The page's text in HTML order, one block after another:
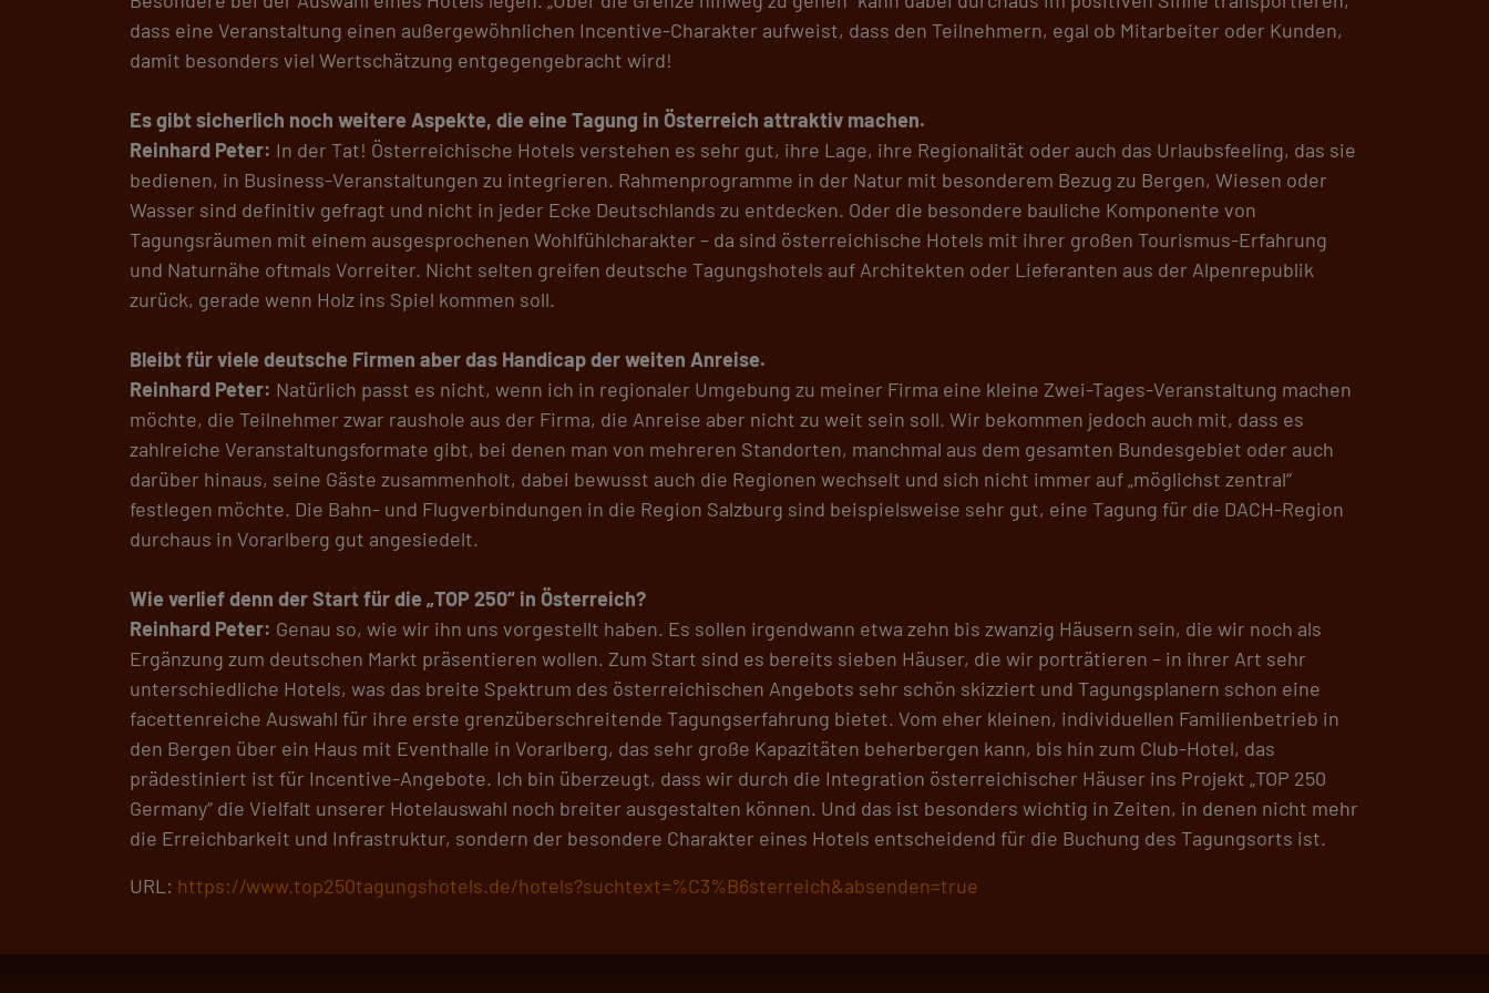
dass eine Veranstaltung einen außergewöhnlichen Incentive-Charakter aufweist, dass den Teilnehmern, egal ob Mitarbeiter oder Kunden,
damit besonders viel Wertschätzung entgegengebracht wird!
Es gibt sicherlich noch weitere Aspekte, die eine Tagung in Österreich attraktiv machen.
Reinhard Peter: In der Tat! Österreichische Hotels verstehen es sehr gut, ihre Lage, ihre Regionalität oder auch das Urlaubsfeeling, das sie
bedienen, in Business-Veranstaltungen zu integrieren. Rahmenprogramme in der Natur mit besonderem Bezug zu Bergen, Wiesen oder
Wasser sind definitiv gefragt und nicht in jeder Ecke Deutschlands zu entdecken. Oder die besondere bauliche Komponente von
Tagungsräumen mit einem ausgesprochenen Wohlfühlcharakter – da sind österreichische Hotels mit ihrer großen Tourismus-Erfahrung
und Naturnähe oftmals Vorreiter. Nicht selten greifen deutsche Tagungshotels auf Architekten oder Lieferanten aus der Alpenrepublik
zurück, gerade wenn Holz ins Spiel kommen soll.
Bleibt für viele deutsche Firmen aber das Handicap der weiten Anreise.
Reinhard Peter: Natürlich passt es nicht, wenn ich in regionaler Umgebung zu meiner Firma eine kleine Zwei-Tages-Veranstaltung machen
möchte, die Teilnehmer zwar raushole aus der Firma, die Anreise aber nicht zu weit sein soll. Wir bekommen jedoch auch mit, dass es
zahlreiche Veranstaltungsformate gibt, bei denen man von mehreren Standorten, manchmal aus dem gesamten Bundesgebiet oder auch
darüber hinaus, seine Gäste zusammenholt, dabei bewusst auch die Regionen wechselt und sich nicht immer auf „möglichst zentral“
festlegen möchte. Die Bahn- und Flugverbindungen in die Region Salzburg sind beispielsweise sehr gut, eine Tagung für die DACH-Region
durchaus in Vorarlberg gut angesiedelt.
Wie verlief denn der Start für die „TOP 250“ in Österreich?
Reinhard Peter: Genau so, wie wir ihn uns vorgestellt haben. Es sollen irgendwann etwa zehn bis zwanzig Häusern sein, die wir noch als
Ergänzung zum deutschen Markt präsentieren wollen. Zum Start sind es bereits sieben Häuser, die wir porträtieren – in ihrer Art sehr
unterschiedliche Hotels, was das breite Spektrum des österreichischen Angebots sehr schön skizziert und Tagungsplanern schon eine
facettenreiche Auswahl für ihre erste grenzüberschreitende Tagungserfahrung bietet. Vom eher kleinen, individuellen Familienbetrieb in
den Bergen über ein Haus mit Eventhalle in Vorarlberg, das sehr große Kapazitäten beherbergen kann, bis hin zum Club-Hotel, das
prädestiniert ist für Incentive-Angebote. Ich bin überzeugt, dass wir durch die Integration österreichischer Häuser ins Projekt „TOP 250
Germany“ die Vielfalt unserer Hotelauswahl noch breiter ausgestalten können. Und das ist besonders wichtig in Zeiten, in denen nicht mehr
die Erreichbarkeit und Infrastruktur, sondern der besondere Charakter eines Hotels entscheidend für die Buchung des Tagungsorts ist.
URL: https://www.top250tagungshotels.de/hotels?suchtext=%C3%B6sterreich&absenden=true